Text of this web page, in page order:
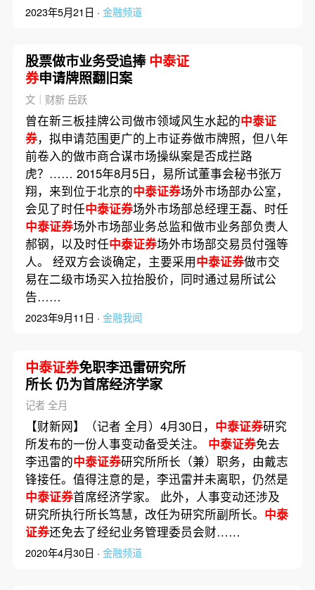
2023年5月21日 · 金融频道
股票做市业务受追捧中泰证
券申请牌照翻旧案
文｜财新 岳跃
曾在新三板挂牌公司做市领域风生水起的中泰证
券，拟申请范围更广的上市证券做市牌照，但八年
前卷入的做市商合谋市场操纵案是否成拦路
虎？…… 2015年8月5日，易所试董事会秘书张万
翔，来到位于北京的中泰证券场外市场部办公室，
会见了时任中泰证券场外市场部总经理王磊、时任
中泰证券场外市场部业务总监和做市业务部负责人
郝钢，以及时任中泰证券场外市场部交易员付强等
人。 经双方会谈确定，主要采用中泰证券做市交
易在二级市场买入拉抬股价，同时通过易所试公
告……
2023年9月11日 · 金融我闻
中泰证券免职李迅雷研究所
所长 仍为首席经济学家
记者 全月
【财新网】（记者 全月）4月30日， 中泰证券研究
所发布的一份人事变动备受关注。 中泰证券免去
李迅雷的中泰证券研究所所长（兼）职务，由戴志
锋接任。值得注意的是，李迅雷并未离职，仍然是
中泰证券首席经济学家。 此外，人事变动还涉及
研究所执行所长笃慧，改任为研究所副所长。 中泰
证券还免去了经纪业务管理委员会财……
2020年4月30日 · 金融频道